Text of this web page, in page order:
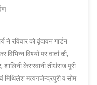
रविवार को वृंदावन गार्डन
विषयों पर वार्ता की,
केसरवानी तीर्थराज पूरी
मिथिलेश मत्यगजेन्द्रपुरी व सोम